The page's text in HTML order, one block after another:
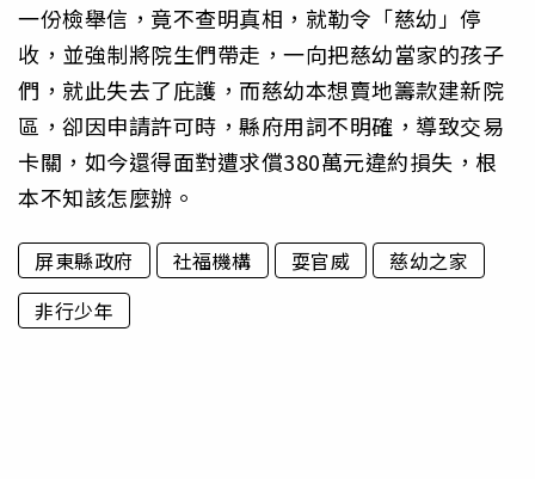
一份檢舉信，竟不查明真相，就勒令「慈幼」停
收，並強制將院生們帶走，一向把慈幼當家的孩子
們，就此失去了庇護，而慈幼本想賣地籌款建新院
區，卻因申請許可時，縣府用詞不明確，導致交易
卡關，如今還得面對遭求償380萬元違約損失，根
本不知該怎麼辦。
屏東縣政府 社福機構 耍官威
慈幼之家
非行少年